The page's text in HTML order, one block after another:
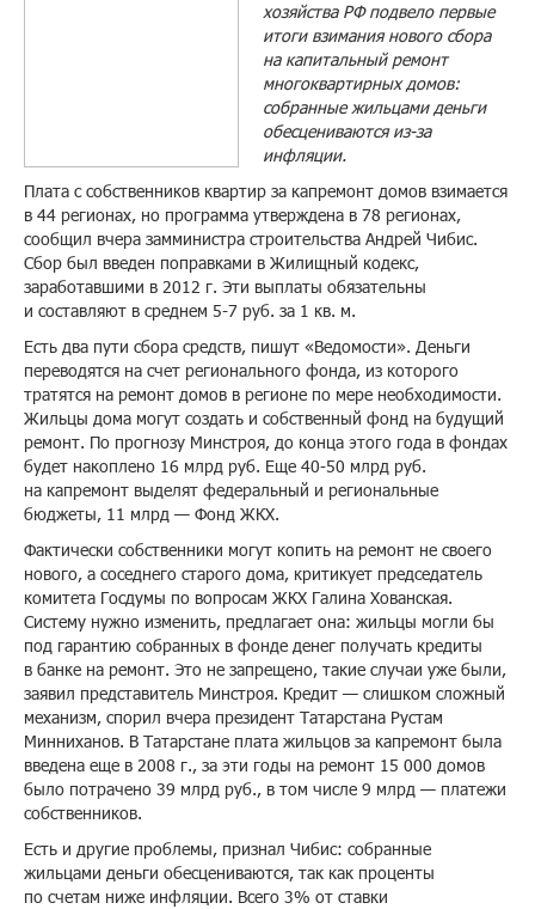
хозяйства РФ подвело первые
итоги взимания нового сбора
на капитальный ремонт
многоквартирных домов:
собранные жильцами деньги
обесцениваются из-за
инфляции.
Плата с собственников квартир за капремонт домов взимается
в 44 регионах, но программа утверждена в 78 регионах,
сообщил вчера замминистра строительства Андрей Чибис.
Сбор был введен поправками в Жилищный кодекс,
заработавшими в 2012 г. Эти выплаты обязательны
и составляют в среднем 5-7 руб. за 1 кв. м.
Есть два пути сбора средств, пишут «Ведомости». Деньги
переводятся на счет регионального фонда, из которого
тратятся на ремонт домов в регионе по мере необходимости.
Жильцы дома могут создать и собственный фонд на будущий
ремонт. По прогнозу Минстроя, до конца этого года в фондах
будет накоплено 16 млрд руб. Еще 40-50 млрд руб.
на капремонт выделят федеральный и региональные
бюджеты, 11 млрд — Фонд ЖКХ.
Фактически собственники могут копить на ремонт не своего
нового, а соседнего старого дома, критикует председатель
комитета Госдумы по вопросам ЖКХ Галина Хованская.
Систему нужно изменить, предлагает она: жильцы могли бы
под гарантию собранных в фонде денег получать кредиты
в банке на ремонт. Это не запрещено, такие случаи уже были,
заявил представитель Минстроя. Кредит — слишком сложный
механизм, спорил вчера президент Татарстана Рустам
Минниханов. В Татарстане плата жильцов за капремонт была
введена еще в 2008 г., за эти годы на ремонт 15 000 домов
было потрачено 39 млрд руб., в том числе 9 млрд — платежи
собственников.
Есть и другие проблемы, признал Чибис: собранные
жильцами деньги обесцениваются, так как проценты
по счетам ниже инфляции. Всего 3% от ставки